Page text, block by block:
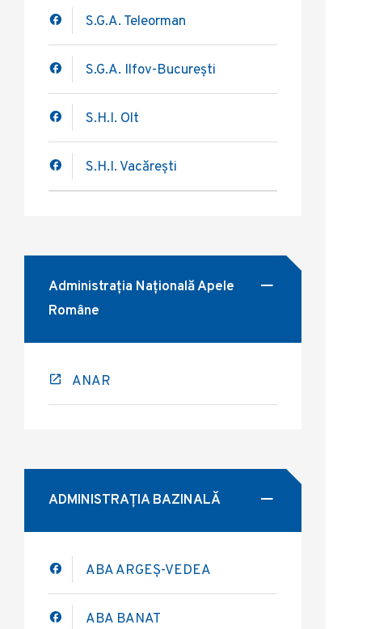
S.G.A. Teleorman
S.G.A. Ilfov-București
S.H.I. Olt
S.H.I. Vacărești
Administrația Națională Apele
Române
ANAR
ADMINISTRAȚIA BAZINALĂ
ABA ARGEȘ-VEDEA
ABA BANAT